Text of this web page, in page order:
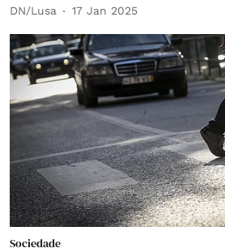
DN/Lusa 17 Jan 2025
Sociedade